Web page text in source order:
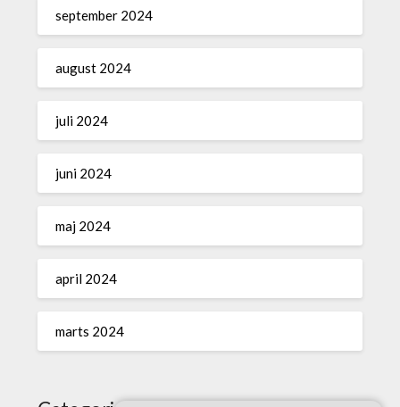
september 2024
august 2024
juli 2024
juni 2024
maj 2024
april 2024
marts 2024